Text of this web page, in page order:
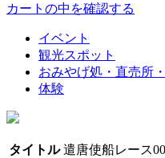
カートの中を確認する
イベント
観光スポット
おみやげ処・直売所
体験
タイトル 遣唐使船レース